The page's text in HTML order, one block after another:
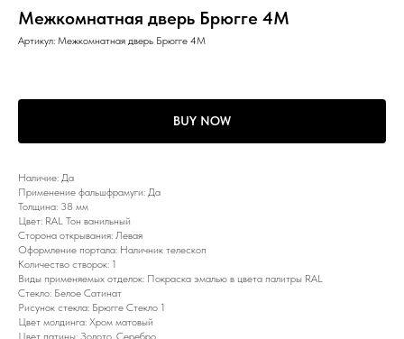
Межкомнатная дверь Брюгге 4M
Артикул: Межкомнатная дверь Брюгге 4M
BUY NOW
Наличие: Да
Применение фальшфрамуги: Да
Толщина: 38 мм
Цвет: RAL Тон ванильный
Сторона открывания: Левая
Оформление портала: Наличник телескоп
Количество створок: 1
Виды применяемых отделок: Покраска эмалью в цвета палитры RAL
Стекло: Белое Сатинат
Рисунок стекла: Брюгге Стекло 1
Цвет молдинга: Хром матовый